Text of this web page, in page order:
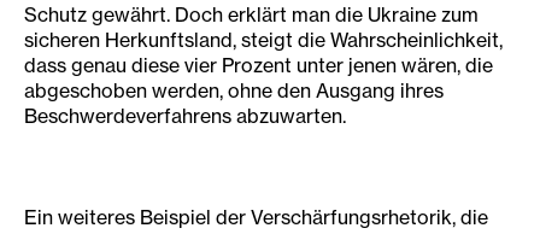
Schutz gewährt. Doch erklärt man die Ukraine zum
sicheren Herkunftsland, steigt die Wahrscheinlichkeit,
dass genau diese vier Prozent unter jenen wären, die
abgeschoben werden, ohne den Ausgang ihres
Beschwerdeverfahrens abzuwarten.
Ein weiteres Beispiel der Verschärfungsrhetorik, die